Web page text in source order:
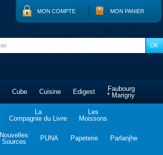
MON COMPTE MON PANIER
Cube Cuisine Edigest
Faubourg
* Marigny
La
Compagnie du Livre
Les
Moissons
Nouvelles
Sources
PUNA Papeterie Parlanjhe